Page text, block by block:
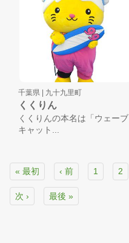
千葉県 | 九十九里町
くくりん
くくりんの本名は「ウェーブ
キャット...
« 最初 ‹ 前 1 2
次 › 最後 »